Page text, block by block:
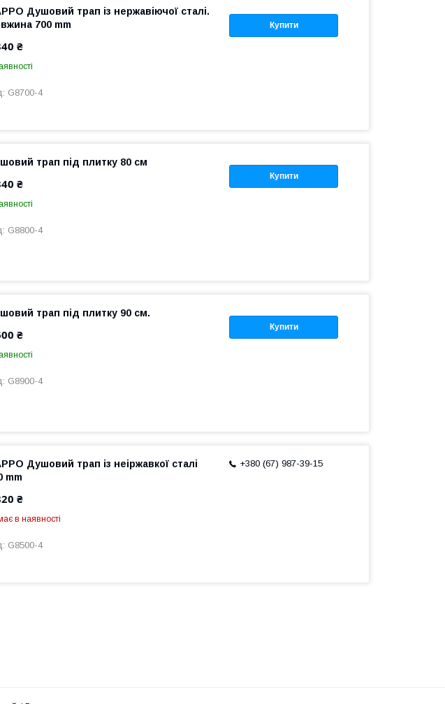
Купити
Душовий трап із нержавіючої сталі.
700 mm
₴
G8700-4
Купити
трап під плитку 80 см
₴
G8800-4
Купити
трап під плитку 90 см.
₴
G8900-4
+380 (67) 987-39-15
Душовий трап із неіржавкої сталі
mm
₴
в наявності
G8500-4